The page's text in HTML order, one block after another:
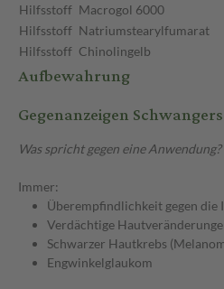
Hilfsstoff Macrogol 6000
Hilfsstoff Natriumstearylfumarat
Hilfsstoff Chinolingelb
Aufbewahrung
Gegenanzeigen
Was spricht gegen eine Anwendung?
Immer:
Überempfindlichkeit gegen die
Verdächtige
Schwarzer Hautkrebs
Engwinkelglaukom